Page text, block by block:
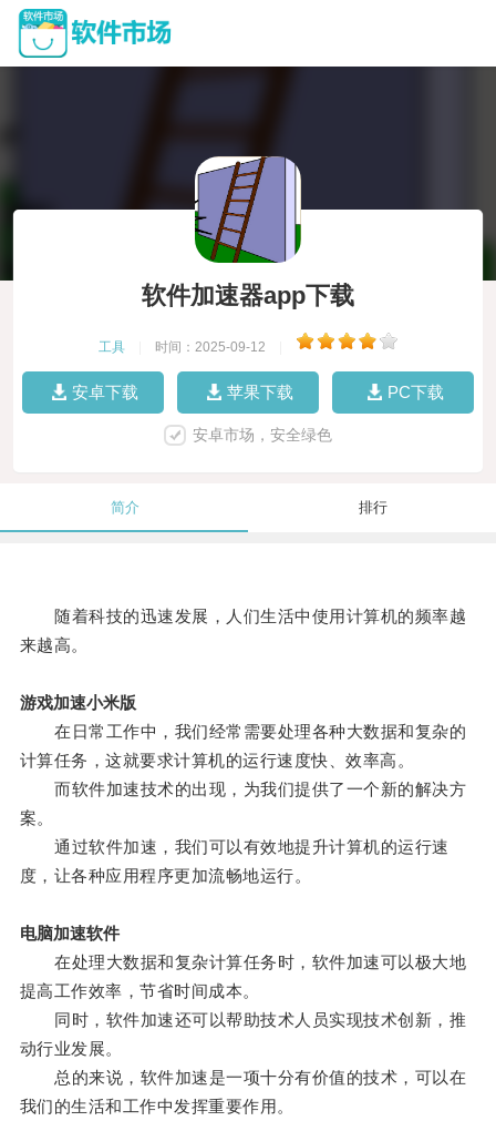
软件加速器app下载
工具 时间：2025-09-12
安卓下载 苹果下载 PC下载
安卓市场，安全绿色
简介 排行
随着科技的迅速发展，人们生活中使用计算机的频率越
来越高。
游戏加速小米版
在日常工作中，我们经常需要处理各种大数据和复杂的
计算任务，这就要求计算机的运行速度快、效率高。
而软件加速技术的出现，为我们提供了一个新的解决方
案。
通过软件加速，我们可以有效地提升计算机的运行速
度，让各种应用程序更加流畅地运行。
电脑加速软件
在处理大数据和复杂计算任务时，软件加速可以极大地
提高工作效率，节省时间成本。
同时，软件加速还可以帮助技术人员实现技术创新，推
动行业发展。
总的来说，软件加速是一项十分有价值的技术，可以在
我们的生活和工作中发挥重要作用。